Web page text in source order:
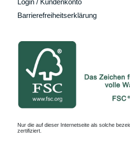
Login / Kundenkonto
Barrierefreiheitserklärung
Nur die auf dieser Internetseite als solche
zertifiziert.